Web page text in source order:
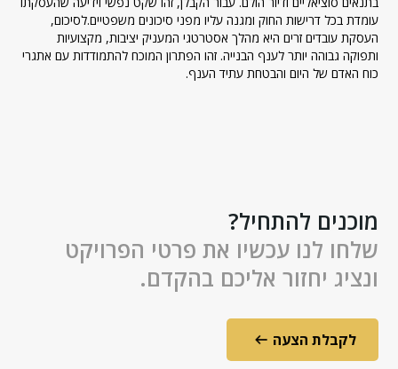
עומדת בכל דרישות החוק ומגנה עליו מפני סיכונים משפטיים.לסיכום,
העסקת עובדים זרים היא מהלך אסטרטגי המעניק יציבות, מקצועיות
ותפוקה גבוהה יותר לענף הבנייה. זהו הפתרון המוכח להתמודדות עם אתגרי
כוח האדם של היום והבטחת עתיד הענף.
מוכנים להתחיל?
שלחו לנו עכשיו את פרטי הפרויקט
ונציג יחזור אליכם בהקדם.
לקבלת הצעה